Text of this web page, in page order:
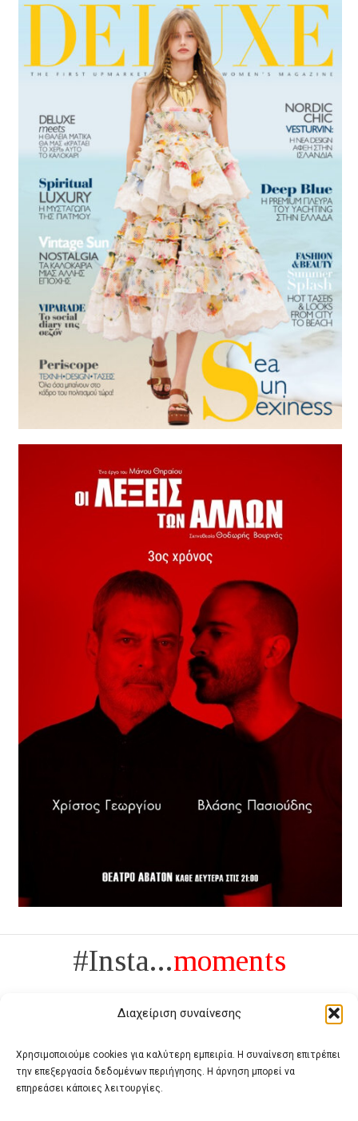
Διαχείριση συναίνεσης
Χρησιμοποιούμε cookies για καλύτερη εμπειρία. Η συναίνεση επιτρέπει
την επεξεργασία δεδομένων περιήγησης. Η άρνηση μπορεί να
επηρεάσει κάποιες λειτουργίες.
#Insta...moments
Πολυτέλεια δεν είναι το αντίθετο της ανέχειας, είναι το αντίθετο της